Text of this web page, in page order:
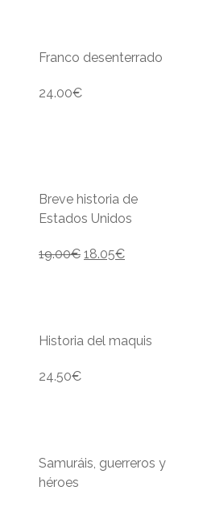
Franco desenterrado
24.00€
Breve historia de
Estados Unidos
19.00€ 18.05€
Historia del maquis
24.50€
Samuráis, guerreros y
héroes